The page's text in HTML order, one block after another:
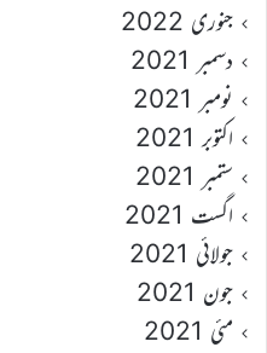
جنوری 2022
دسمبر 2021
نومبر 2021
اکتوبر 2021
ستمبر 2021
اگست 2021
جولائی 2021
جون 2021
مئی 2021